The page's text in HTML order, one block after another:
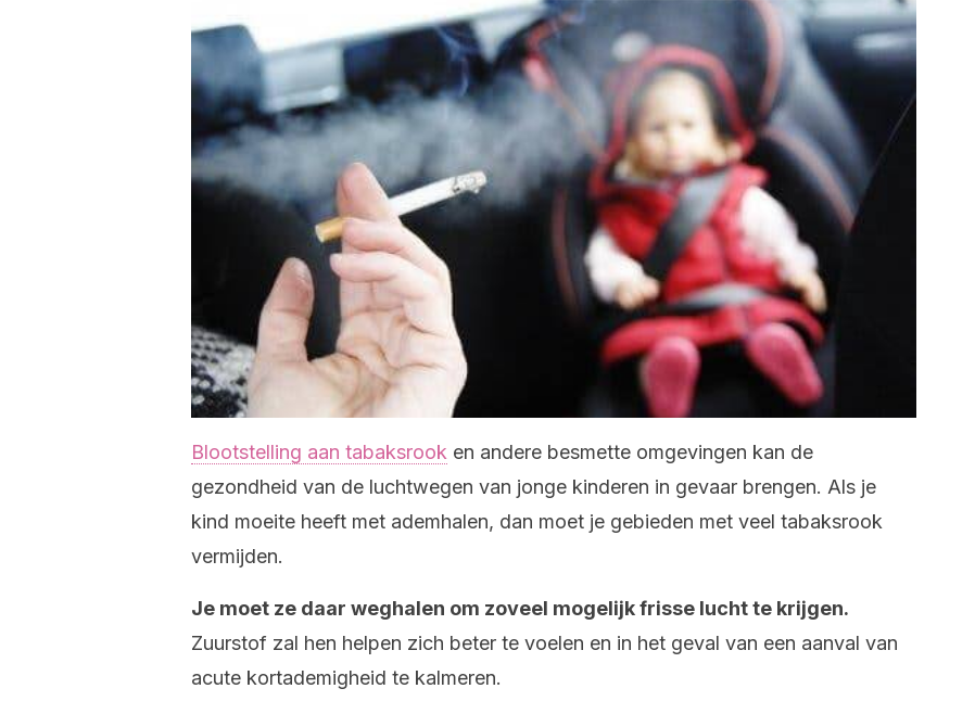
Blootstelling aan tabaksrook en andere besmette omgevingen kan de
gezondheid van de luchtwegen van jonge kinderen in gevaar brengen. Als je
kind moeite heeft met ademhalen, dan moet je gebieden met veel tabaksrook
vermijden.
Je moet ze daar weghalen om zoveel mogelijk frisse lucht te krijgen.
Zuurstof zal hen helpen zich beter te voelen en in het geval van een aanval van
acute kortademigheid te kalmeren.